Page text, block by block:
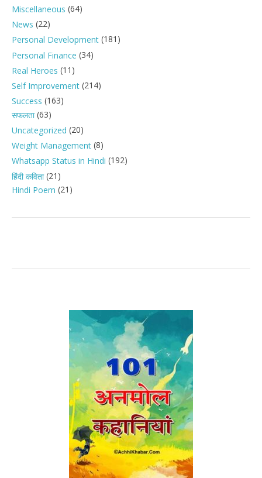
Miscellaneous (64)
News (22)
Personal Development (181)
Personal Finance (34)
Real Heroes (11)
Self Improvement (214)
Success (163)
सफलता(63)
Uncategorized (20)
Weight Management (8)
Whatsapp Status in Hindi (192)
हिंदी कविता(21)
Hindi Poem (21)